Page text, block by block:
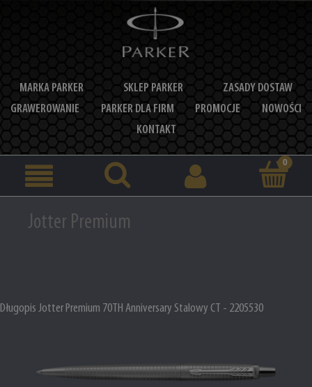
MARKA PARKER SKLEP PARKER
ZASADY DOSTAW
GRAWEROWANIE
PARKER DLA FIRM PROMOCJE
NOWOŚCI
KONTAKT
Jotter Premium
Długopis Jotter Premium 70TH Anniversary Stalowy CT - 2205530